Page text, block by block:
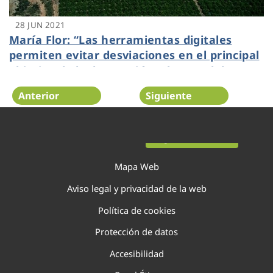
28 JUN 2021
María Flor: “Las herramientas digitales
permiten evitar desviaciones en el principal
objetivo de la depuración: el control de
calidad del agua”
Anterior Siguiente
Mapa Web
Aviso legal y privacidad de la web
Política de cookies
Protección de datos
Accesibilidad